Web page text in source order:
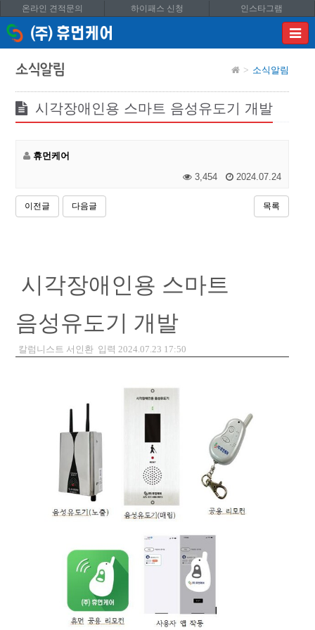
온라인 견적문의 하이패스 신청 인스타그램
이메
입력
소식알림 소식알림
시각장애인용 스마트 음성유도기 개발
휴먼케어
3,454
2024.07.24
이전글 다음글 목록
시각장애인용 스마트
음성유도기 개발
칼럼니스트 서인환 입력 2024.07.23 17:50